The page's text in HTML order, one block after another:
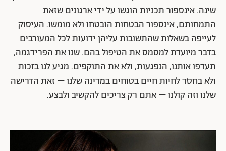
שינה. אינספור תכניות הוגשו על ידי ארגונים שזאת
התמחותם, אינספור הבטחות הובטחו ולא מומשו. העיסוק
לעייפה בשאלות שהתשובות עליהן ידועות לכל המעורבים
בדבר מיועדת למסמס את הטיפול בהם. שנו את הפרידגמה,
תעדפו אותנו, הנפגעות, ולא את התוקפים. מגיע לנו בזכות
ולא בחסד לחיות חיים בטוחים במדינה שלנו – זאת הדרישה
שלנו וזה קולנו – אתם רק צריכים להקשיב ולבצע.